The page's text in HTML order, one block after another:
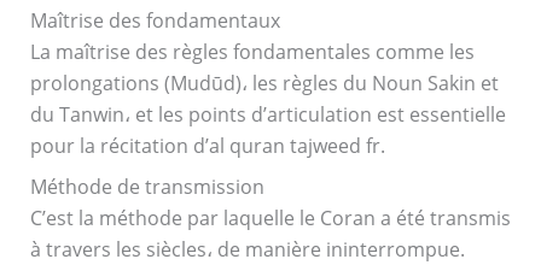
Maîtrise des fondamentaux
La maîtrise des règles fondamentales comme les
prolongations (Mudūd)، les règles du Noun Sakin et
du Tanwin، et les points d’articulation est essentielle
pour la récitation d’al quran tajweed fr.
Méthode de transmission
C’est la méthode par laquelle le Coran a été transmis
à travers les siècles، de manière ininterrompue.